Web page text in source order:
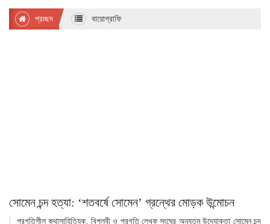
প্রচ্ছদ বায়োগ্রাফি
সোমেন চন্দ হত্যা: ‘শতবর্ষে সোমেন’ গ্রন্থের মোড়ক উন্মোচন
প্রগতিশীল কথাসাহিত্যিক, বিপ্লবী ও প্রগতি লেখক সংঘের অন্যতম উদ্যোক্তা সোমেন চন্দ